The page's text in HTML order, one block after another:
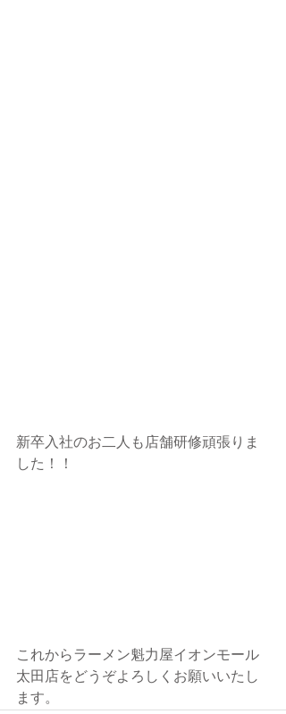
新卒入社のお二人も店舗研修頑張りま
した！！
これからラーメン魁力屋イオンモール
太田店をどうぞよろしくお願いいたし
ます。